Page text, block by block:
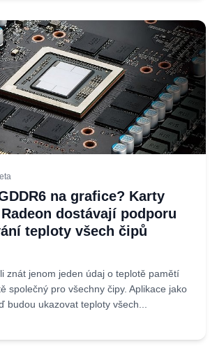
na grafice? Karty
dostávají podporu
teploty všech čipů
znát jenom jeden údaj o teplotě pamětí
společný pro všechny čipy. Aplikace jako
budou ukazovat teploty všech...